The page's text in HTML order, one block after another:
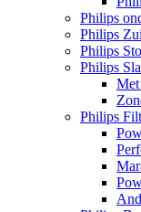
Philips
Philips
Philips
Philips
Philips